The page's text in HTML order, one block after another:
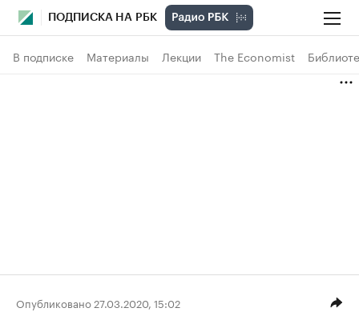
ПОДПИСКА НА РБК
В подписке Материалы Лекции The Economist
Опубликовано 27.03.2020, 15:02